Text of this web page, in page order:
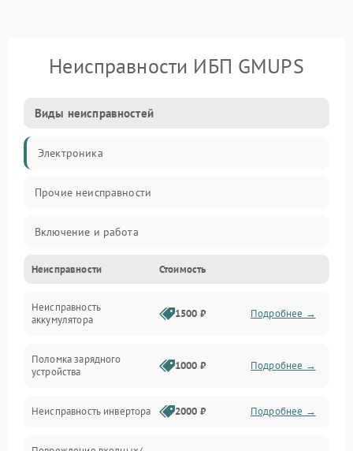
Неисправности ИБП GMUPS
Виды неисправностей
Электроника
Прочие неисправности
Включение и работа
Работа с нагрузкой
Звук и индикация
Неисправности Стоимость
Неисправность
аккумулятора
1500 ₽ Подробнее →
Поломка зарядного
устройства
1000 ₽ Подробнее →
Неисправность инвертора 2000 ₽ Подробнее →